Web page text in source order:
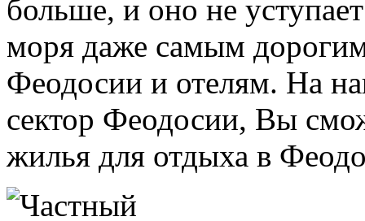
больше, и оно не
моря даже самым
Феодосии и отелям. На
сектор Феодосии, Вы
жилья для отдыха в